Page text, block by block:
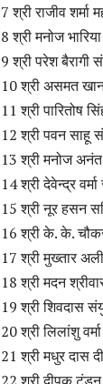
7 श्री राजीव शर्मा
8 श्री मनोज
9 श्री परेश बैरागी
10 श्री असमत
11 श्री पारितोष
12 श्री पवन साहू
13 श्री मनोज
14 श्री देवेन्द्र
15 श्री नूर हसन
16 श्री के. के.
17 श्री मुख्तार
18 श्री मदन
19 श्री शिवदास
20 श्री लिलांशु
21 श्री मधुर दास
22 श्री दीपक टंडन